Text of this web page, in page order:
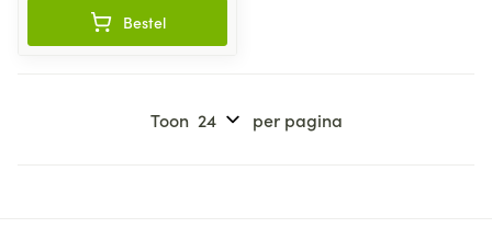
Bestel
Toon per pagina